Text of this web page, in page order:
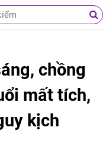
chồng
mất tích,
kịch